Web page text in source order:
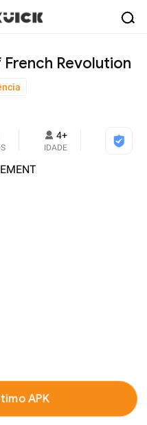
Revolution
4+
IDADE
APK